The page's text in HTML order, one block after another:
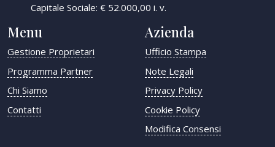
Capitale Sociale: € 52.000,00 i. v.
Menu
Gestione Proprietari
Programma Partner
Chi Siamo
Contatti
Azienda
Ufficio Stampa
Note Legali
Privacy Policy
Cookie Policy
Modifica Consensi